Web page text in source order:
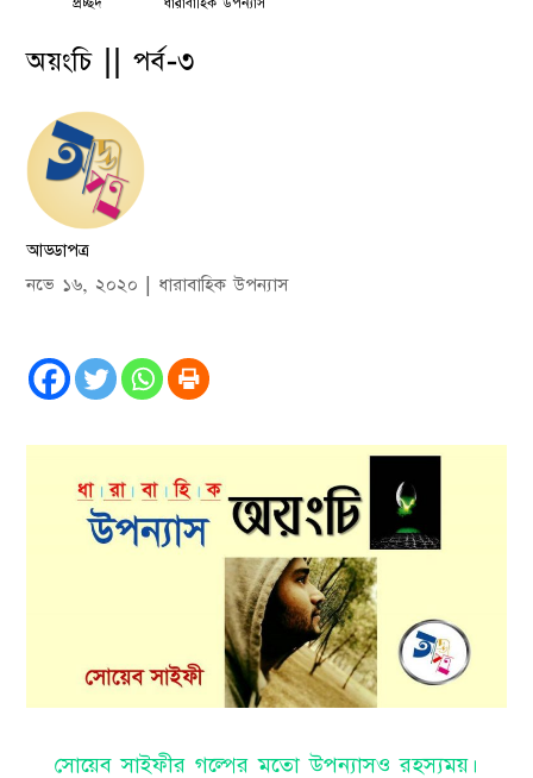
অয়ংচি || পর্ব-৩
আড্ডাপত্র
নভে ১৬, ২০২০ | ধারাবাহিক উপন্যাস
সোয়েব সাইফীর গল্পের মতো উপন্যাসও রহস্যময়।